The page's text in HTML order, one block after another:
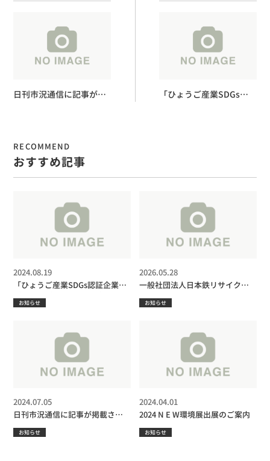
日刊市況通信に記事が掲
「ひょうご産業SDGs認
RECOMMEND
おすすめ記事
「ひょうご産業SDGs認証企業
認証されました。
2024.08.19
お知らせ
一般社団法人日本鉄リサイクル
ブース出展のご案内
2026.05.28
お知らせ
日刊市況通信に記事が掲載され
ました
2024.07.05
お知らせ
2024 N E W環境展出展のご案内
2024.04.01
お知らせ